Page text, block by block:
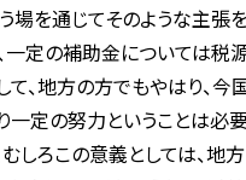
場を通じてそのような主張
一定の補助金については税
て、地方の方でもやはり、
一定の努力ということは必
むしろこの意義としては、